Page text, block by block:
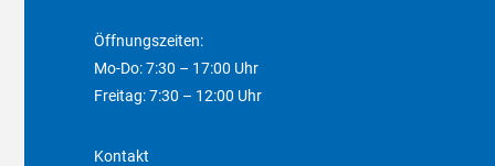
Öffnungszeiten:
Mo-Do: 7:30 – 17:00 Uhr
Freitag: 7:30 – 12:00 Uhr
Kontakt